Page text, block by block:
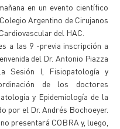
en un evento científico
Argentino de Cirujanos
del HAC.
a las 9 -previa inscripción a
del Dr. Antonio Piazza
Sesión I, Fisiopatología y
de los doctores
y Epidemiología de la
por el Dr. Andrés Bochoeyer.
presentará COBRA y, luego,